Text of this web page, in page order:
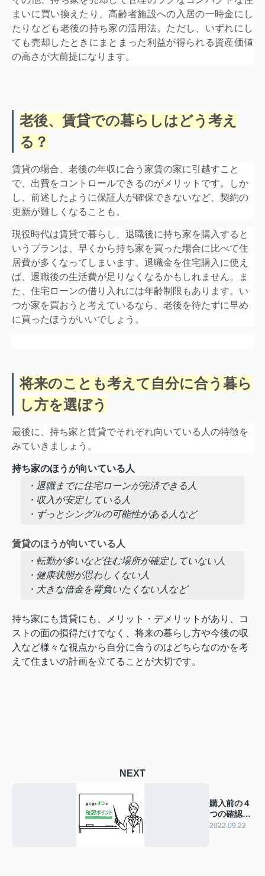
まいに買い換えたり、高齢者施設への入居の一時金にし
たりなども老後の持ち家の活用法。ただし、いずれにし
ても売却したときにまとまった利益が得られる資産価値
の高さが大前提になります。
老後、賃貸での暮らしはどう考え
る？
賃貸の場合、老後の年収に合う家賃の家に引越すこと
で、出費をコントロールできるのがメリットです。しか
し、前述したように保証人が確保できないなど、契約の
更新が難しくなることも。
現役時代は賃貸で暮らし、退職後に持ち家を購入すると
いうプランは、 早くから持ち家を買った場合に比べて住
居費が多くなってしまいます。退職金を住宅購入に使え
ば、退職後の生活費が足りなくなるかもしれません。ま
た、住宅ローンの借り入れには年齢制限もあります。い
つか家を買おうと考えているなら、老後を待たずに早め
に買ったほうがいいでしょう。
将来のことも考えて自分に合う暮ら
し方を選ぼう
最後に、持ち家と賃貸でそれぞれ向いている人の特徴を
みていきましょう。
持ち家のほうが向いている人
・退職までに住宅ローンが完済できる人
・収入が安定している人
・ずっとシングルの可能性がある人など
賃貸のほうが向いている人
・転勤が多いなど住む場所が確定していない人
・健康状態が思わしくない人
・大きな借金を背負いたくない人など
持ち家にも賃貸にも、メリット・デメリットがあり、コ
ストの面の損得だけでなく、将来の暮らし方や今後の収
入など様々な視点から自分に合うのはどちらなのかを考
えて住まいの計画を立てることが大切です。
NEXT
購入前の４
つの確認ポ
イント
2022.09.22